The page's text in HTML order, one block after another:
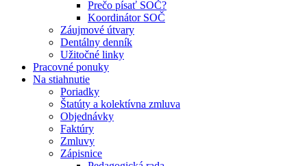
Prečo písať SOČ?
Koordinátor SOČ
Záujmové útvary
Dentálny denník
Užitočné linky
Pracovné ponuky
Na stiahnutie
Poriadky
Štatúty a kolektívna zmluva
Objednávky
Faktúry
Zmluvy
Zápisnice